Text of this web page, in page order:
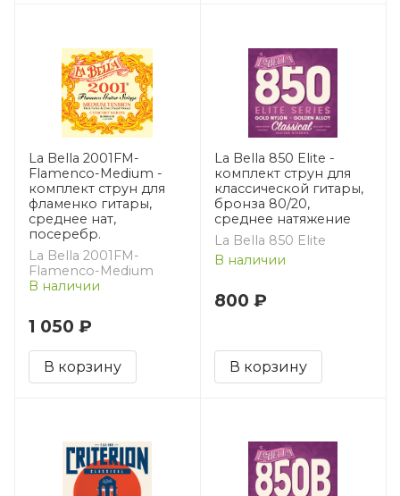
La Bella 2001FM-
Flamenco-Medium -
комплект струн для
фламенко гитары,
среднее нат,
посеребр.
La Bella 2001FM-
Flamenco-Medium
В наличии
1 050 ₽
В корзину
La Bella 850 Elite -
комплект струн для
классической гитары,
бронза 80/20,
среднее натяжение
La Bella 850 Elite
В наличии
800 ₽
В корзину